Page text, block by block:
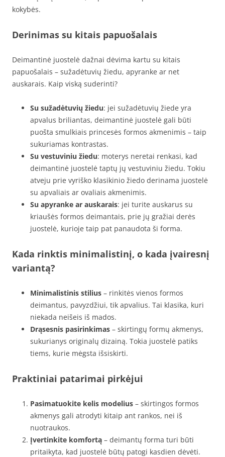
kokybės.
Derinimas su kitais papuošalais
Deimantinė juostelė dažnai dėvima kartu su kitais
papuošalais – sužadėtuvių žiedu, apyranke ar net
auskarais. Kaip viską suderinti?
Su sužadėtuvių žiedu: jei sužadėtuvių žiede yra
apvalus briliantas, deimantinė juostelė gali būti
puošta smulkiais princesės formos akmenimis – taip
sukuriamas kontrastas.
Su vestuviniu žiedu: moterys neretai renkasi, kad
deimantinė juostelė taptų jų vestuviniu žiedu. Tokiu
atveju prie vyriško klasikinio žiedo derinama juostelė
su apvaliais ar ovaliais akmenimis.
Su apyranke ar auskarais: jei turite auskarus su
kriaušės formos deimantais, prie jų gražiai derės
juostelė, kurioje taip pat panaudota ši forma.
Kada rinktis minimalistinį, o kada įvairesnį
variantą?
Minimalistinis stilius – rinkitės vienos formos
deimantus, pavyzdžiui, tik apvalius. Tai klasika, kuri
niekada neišeis iš mados.
Drąsesnis pasirinkimas – skirtingų formų akmenys,
sukurianys originalų dizainą. Tokia juostelė patiks
tiems, kurie mėgsta išsiskirti.
Praktiniai patarimai pirkėjui
Pasimatuokite kelis modelius – skirtingos formos
akmenys gali atrodyti kitaip ant rankos, nei iš
nuotraukos.
Įvertinkite komfortą – deimantų forma turi būti
pritaikyta, kad juostelė būtų patogi kasdien dėvėti.